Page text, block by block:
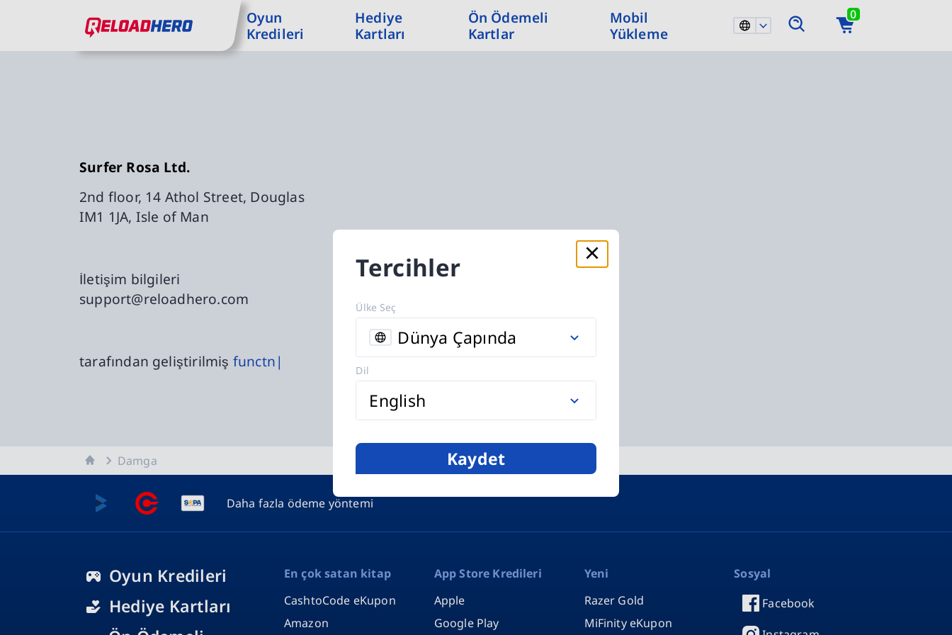
Ana içeriğe git
Aan navigasyona gitReloadHero: AnaSayfaya Dön
Oyun
Kredileri
Hediye
Kartları
Ön Ödemeli
Kartlar
Mobil
Yükleme
0
Tercihler
Ülke Seç
Dünya Çapında
Dil
English
Kaydet
Surfer Rosa Ltd.
2nd floor, 14 Athol Street, Douglas
IM1 1JA, Isle of Man
İletişim bilgileri
support@reloadhero.com
tarafından geliştirilmiş functn|
AnaSayfaDamga
Daha fazla ödeme yöntemi
Oyun Kredileri
Hediye Kartları
En çok satan kitap
CashtoCode eKupon
Amazon
App Store Kredileri
Apple
Google Play
Yeni
Razer Gold
MiFinity eKupon
Sosyal
Facebook